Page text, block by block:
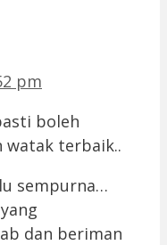
pm
boleh
watak terbaik..
sempurna…
dan beriman